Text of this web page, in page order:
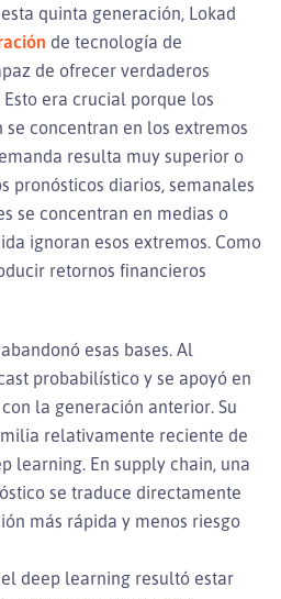
quinta generación, Lokad
de tecnología de
de ofrecer verdaderos
Esto era crucial porque los
concentran en los extremos
resulta muy superior o
pronósticos diarios, semanales
se concentran en medias o
ignoran esos extremos. Como
retornos financieros
esas bases. Al
probabilístico y se apoyó en
la generación anterior. Su
relativamente reciente de
learning. En supply chain, una
se traduce directamente
más rápida y menos riesgo
deep learning resultó estar